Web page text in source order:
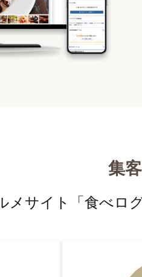
集
メサイト「食べロ